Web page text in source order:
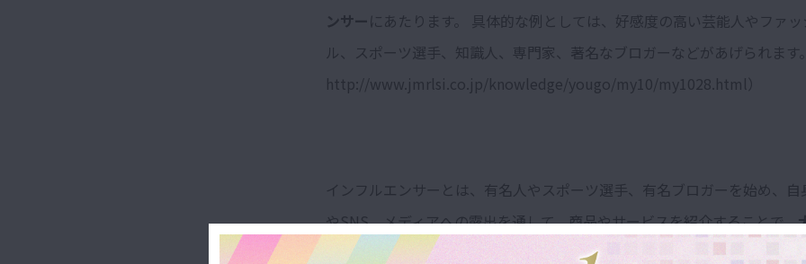
ンサーにあたります。 具体的な例としては、好感度の高い芸能人やファッ
ル、スポーツ選手、知識人、専門家、著名なブロガーなどがあげられます
http://www.jmrlsi.co.jp/knowledge/yougo/my10/my1028.html）
インフルエンサーとは、有名人やスポーツ選手、有名ブロガーを始め、自
やSNS、メディアへの露出を通して、商品やサービスを紹介することで、
費者に大きな影響力を発揮するキーパーソンのことを意味します。